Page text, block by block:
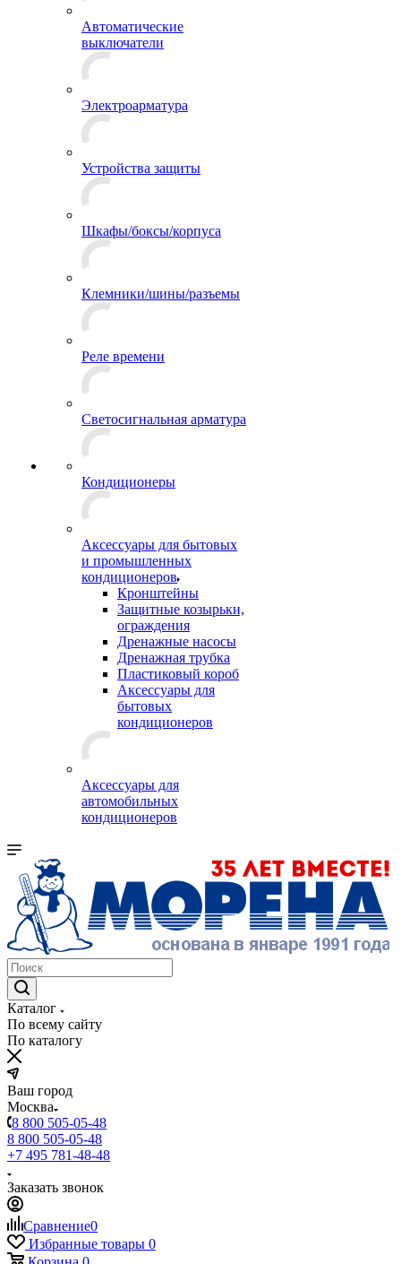
Автоматические
выключатели
Электроарматура
Устройства защиты
Шкафы/боксы/корпуса
Клемники/шины/разъемы
Реле времени
Светосигнальная арматура
Кондиционеры
Аксессуары для бытовых
и промышленных
кондиционеров
Кронштейны
Защитные козырьки,
ограждения
Дренажные насосы
Дренажная трубка
Пластиковый короб
Аксессуары для
бытовых
кондиционеров
Аксессуары для
автомобильных
кондиционеров
Каталог
По всему сайту
По каталогу
Ваш город
Москва
8 800 505-05-48
8 800 505-05-48
+7 495 781-48-48
Заказать звонок
Сравнение0
Избранные товары 0